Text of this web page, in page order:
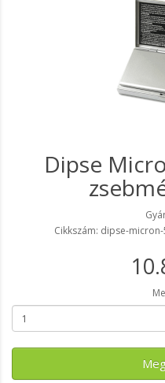
Dipse
Cikkszám: dipse-